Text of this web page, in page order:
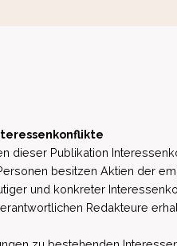
dieser Publikation
besitzen Aktien der
und konkreter
Redakteure